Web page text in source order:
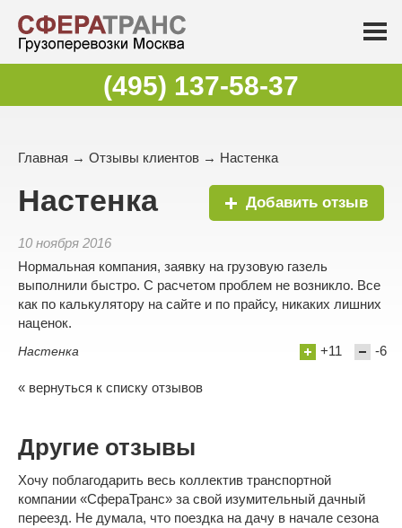
(495) 137-58-37
Главная → Отзывы клиентов → Настенка
Настенка Добавить отзыв
10 ноября 2016
Нормальная компания, заявку на грузовую газель
выполнили быстро. С расчетом проблем не возникло. Все
как по калькулятору на сайте и по прайсу, никаких лишних
наценок.
Настенка +11 -6
« вернуться к списку отзывов
Другие отзывы
Хочу поблагодарить весь коллектив транспортной
компании «СфераТранс» за свой изумительный дачный
переезд. Не думала, что поездка на дачу в начале сезона